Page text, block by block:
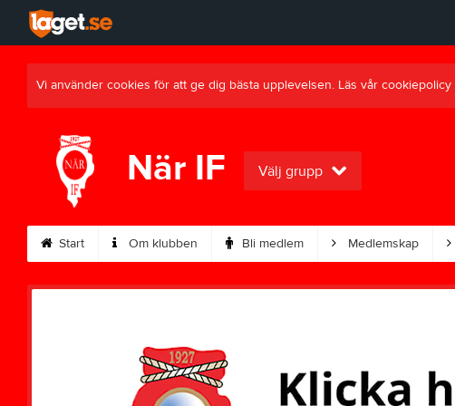
Vi använder cookies för att ge dig bästa upplevelsen. Läs vår cookiepolicy
När IF Välj grupp
Start Om klubben Bli medlem Medlemskap